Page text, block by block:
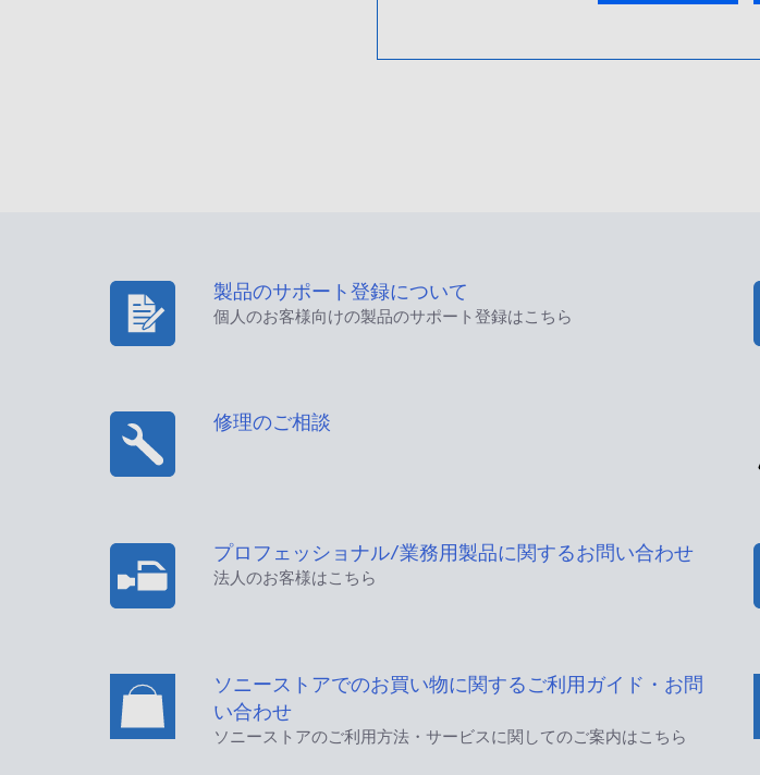
製品のサポート登録について
個人のお客様向けの製品のサポート登録はこちら
修理のご相談
プロフェッショナル/業務用製品に関するお問い合わせ
法人のお客様はこちら
ソニーストアでのお買い物に関するご利用ガイド・お問
い合わせ
ソニーストアのご利用方法・サービスに関してのご案内はこちら